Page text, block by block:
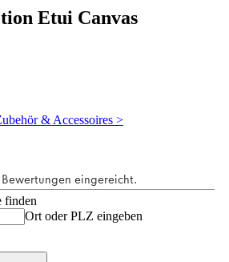
Etui Canvas
& Accessoires >
finden
Ort oder PLZ eingeben